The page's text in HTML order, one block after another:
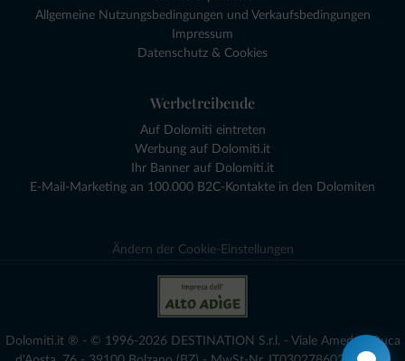
Allgemeine Nutzungsbedingungen und Verkaufsbedingungen
Impressum
Datenschutz & Cookies
Werbetreibende
Auf Dolomiti eintreten
Werbung auf Dolomiti.it
Ihr Banner auf Dolomiti.it
E-Mail-Marketing an 100.000 B2C-Kontakte in den Dolomiten
Ändern der Cookie-Einstellungen
Dolomiti.it ® - © 1996-2026 DESTINATION S.r.l. - Viale Amedeo Duca